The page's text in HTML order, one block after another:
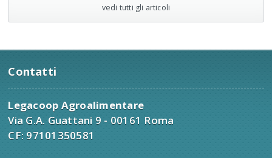
vedi tutti gli articoli
Contatti
Legacoop Agroalimentare
Via G.A. Guattani 9 - 00161 Roma
CF: 97101350581